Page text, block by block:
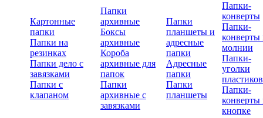
Картонные
папки
Папки на
резинках
Папки дело с
завязками
Папки с
клапаном
Папки
архивные
Боксы
архивные
Короба
архивные для
папок
Папки
архивные с
завязками
Папки
планшеты и
адресные
папки
Адресные
папки
Папки
планшеты
Папки-
конверты
Папки-
конверты
молнии
Папки-
уголки
Папки-
конверты
кнопке